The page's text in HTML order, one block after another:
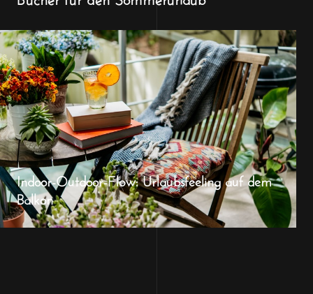
Indoor-Outdoor-Flow: Urlaubsfeeling auf dem
Balkon